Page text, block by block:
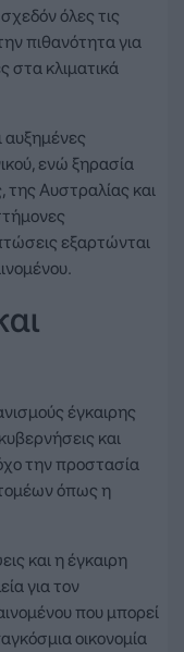
όλες τις
πιθανότητα για
στα κλιματικά
αυξημένες
ενώ ξηρασία
της Αυστραλίας και
εξαρτώνται
έγκαιρης
και
την προστασία
όπως η
και η έγκαιρη
για τον
που μπορεί
οικονομία